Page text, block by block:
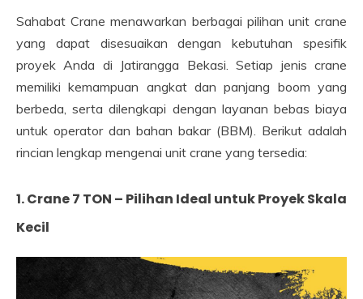
Sahabat Crane menawarkan berbagai pilihan unit crane
yang dapat disesuaikan dengan kebutuhan spesifik
proyek Anda di Jatirangga Bekasi. Setiap jenis crane
memiliki kemampuan angkat dan panjang boom yang
berbeda, serta dilengkapi dengan layanan bebas biaya
untuk operator dan bahan bakar (BBM). Berikut adalah
rincian lengkap mengenai unit crane yang tersedia:
1. Crane 7 TON – Pilihan Ideal untuk Proyek Skala
Kecil